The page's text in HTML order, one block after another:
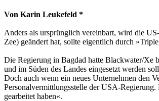
Von Karin Leukefeld *
Anders als ursprünglich vereinbart, wird die
Zee) geändert hat, sollte eigentlich durch
Die Regierung in Bagdad hatte Blackwater/Xe
und im Süden des Landes eingesetzt werden
Doch auch wenn ein neues Unternehmen den
Personalvermittlungsstelle der USA-
gearbeitet haben«.